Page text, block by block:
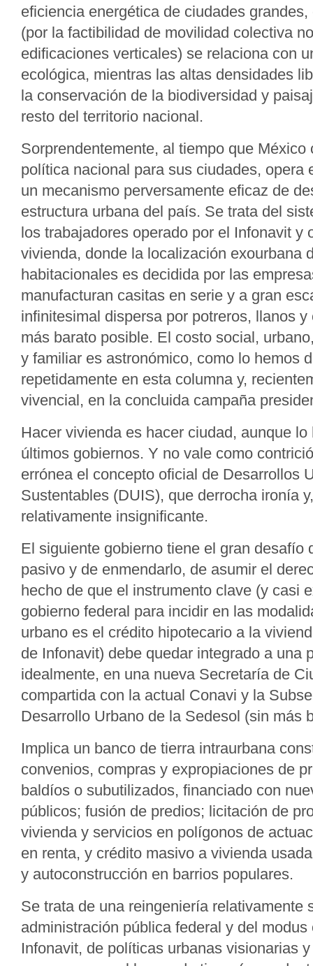
eficiencia energética de ciudades
(por la factibilidad de movilidad colectiva
edificaciones verticales) se relaciona con
ecológica, mientras las altas densidades
la conservación de la biodiversidad y
resto del territorio nacional.
Sorprendentemente, al tiempo que México
política nacional para sus ciudades, opera
un mecanismo perversamente eficaz de
estructura urbana del país. Se trata del
los trabajadores operado por el Infonavit y
vivienda, donde la localización exourbana
habitacionales es decidida por las
manufacturan casitas en serie y a gran
infinitesimal dispersa por potreros, llanos
más barato posible. El costo social,
y familiar es astronómico, como lo hemos
repetidamente en esta columna y,
vivencial, en la concluida campaña
Hacer vivienda es hacer ciudad, aunque
últimos gobiernos. Y no vale como
errónea el concepto oficial de Desarrollos
Sustentables (DUIS), que derrocha ironía
relativamente insignificante.
El siguiente gobierno tiene el gran desafío
pasivo y de enmendarlo, de asumir el
hecho de que el instrumento clave (y casi
gobierno federal para incidir en las
urbano es el crédito hipotecario a la
de Infonavit) debe quedar integrado a una
idealmente, en una nueva Secretaría de
compartida con la actual Conavi y la
Desarrollo Urbano de la Sedesol (sin más
Implica un banco de tierra intraurbana
convenios, compras y expropiaciones de
baldíos o subutilizados, financiado con
públicos; fusión de predios; licitación de
vivienda y servicios en polígonos de
en renta, y crédito masivo a vivienda
y autoconstrucción en barrios populares.
Se trata de una reingeniería relativamente
administración pública federal y del modus
Infonavit, de políticas urbanas visionarias